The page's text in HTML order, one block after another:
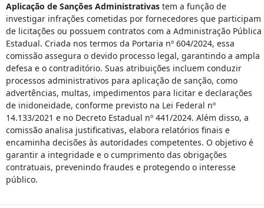
Aplicação de Sanções Administrativas tem a função de
investigar infrações cometidas por fornecedores que participam
de licitações ou possuem contratos com a Administração Pública
Estadual. Criada nos termos da Portaria nº 604/2024, essa
comissão assegura o devido processo legal, garantindo a ampla
defesa e o contraditório. Suas atribuições incluem conduzir
processos administrativos para aplicação de sanção, como
advertências, multas, impedimentos para licitar e declarações
de inidoneidade, conforme previsto na Lei Federal nº
14.133/2021 e no Decreto Estadual nº 441/2024. Além disso, a
comissão analisa justificativas, elabora relatórios finais e
encaminha decisões às autoridades competentes. O objetivo é
garantir a integridade e o cumprimento das obrigações
contratuais, prevenindo fraudes e protegendo o interesse
público.